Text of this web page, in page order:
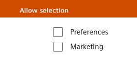
Allow selection
Preferences
Marketing